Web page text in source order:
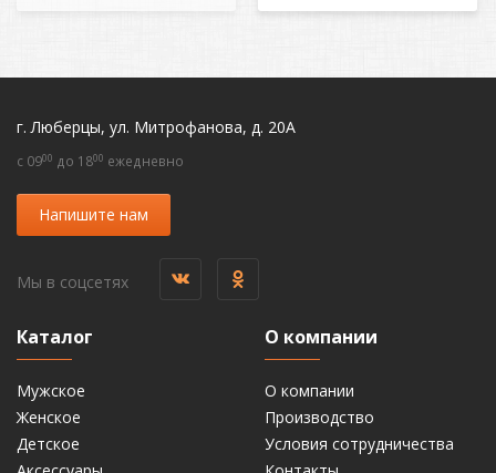
г. Люберцы, ул. Митрофанова, д. 20А
c 0900 до 1800 ежедневно
Напишите нам
Мы в соцсетях
Каталог
Мужское
Женское
Детское
О компании
О компании
Производство
Условия сотрудничества